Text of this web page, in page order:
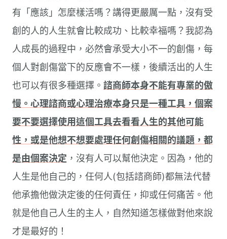
有「應該」怎麼樣活嗎？講得更嚴厲一點，沒有受
創的人的人生就會比較成功、比較幸福嗎？我認為
人成長的過程中，必然會承受大小不一的創傷，每
個人對創傷當下的反應會不一樣，後續活出的人生
也可以有很多種選擇。 諮商師本身不能有專業的傲
慢。心理諮商或心理治療本身只是一種工具，個案
要不要選擇使用這個工具去看看人生的其他可能
性，或是他想不想要處理任何創傷相關的議題，都
是由個案決定 ，沒有人可以幫他決定。因為，他的
人生是他自己的，任何人(包括諮商師)都無法代替
他承擔他做決定後的任何責任，抑或任何痛苦。他
就是他自己人生的主人，自然知道怎樣做對他來說
才是最好的！